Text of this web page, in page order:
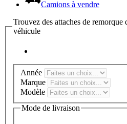
Camions à vendre
Trouvez des attaches de
véhicule
Année
Marque
Modèle
Mode de livraison